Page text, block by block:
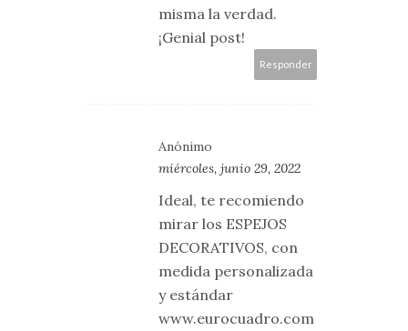
misma la verdad.
¡Genial post!
Responder
Anónimo
miércoles, junio 29, 2022
Ideal, te recomiendo
mirar los ESPEJOS
DECORATIVOS, con
medida personalizada
y estándar
www.eurocuadro.com